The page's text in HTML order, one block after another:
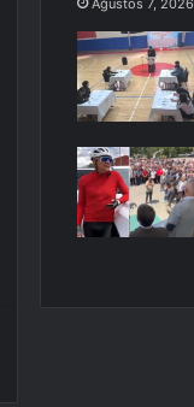
Ağustos 7, 2026